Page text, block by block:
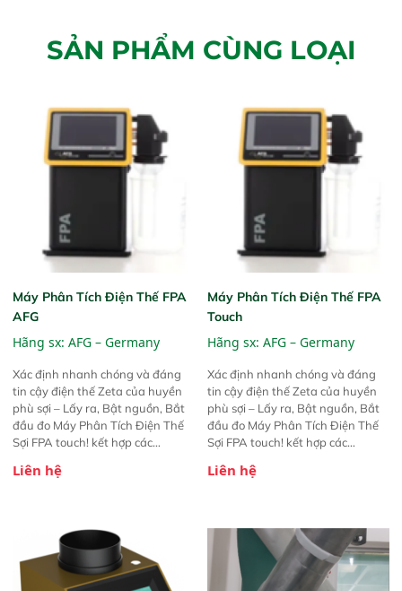
SẢN PHẨM CÙNG LOẠI
Máy Phân Tích Điện Thế FPA
AFG
Hãng sx: AFG – Germany
Xác định nhanh chóng và đáng
tin cậy điện thế Zeta của huyền
phù sợi – Lấy ra, Bật nguồn, Bắt
đầu đo Máy Phân Tích Điện Thế
Sợi FPA touch! kết hợp các
được chứng minh với sự đơn giản
trước đó. Nhưng so với các phiên
bản trước, FPA touch! nhỏ hơn và
nhẹ hơn đáng kể, đồng thời được
nâng cấp với các tính năng mới.
Liên hệ
Máy Phân Tích Điện Thế FPA
Touch
Hãng sx: AFG – Germany
Xác định nhanh chóng và đáng
tin cậy điện thế Zeta của huyền
phù sợi – Lấy ra, Bật nguồn, Bắt
đầu đo Máy Phân Tích Điện Thế
Sợi FPA touch! kết hợp các
được chứng minh với sự đơn giản
trước đó. Nhưng so với các phiên
bản trước, FPA touch! nhỏ hơn và
nhẹ hơn đáng kể, đồng thời được
nâng cấp với các tính năng mới.
Liên hệ